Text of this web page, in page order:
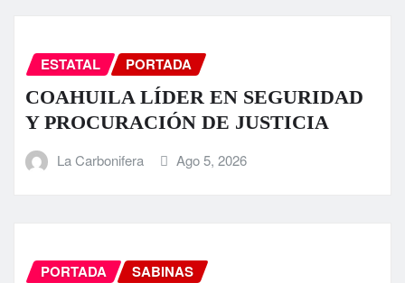
ESTATAL PORTADA
COAHUILA LÍDER EN SEGURIDAD
Y PROCURACIÓN DE JUSTICIA
La Carbonifera Ago 5, 2026
PORTADA SABINAS